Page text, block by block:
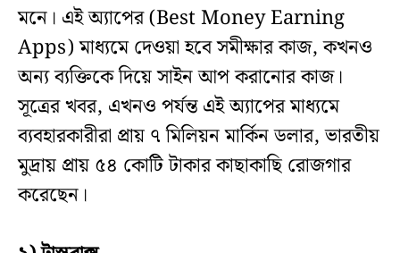
মনে। এই অ্যাপের (Best Money Earning
Apps) মাধ্যমে দেওয়া হবে সমীক্ষার কাজ, কখনও
অন্য ব্যক্তিকে দিয়ে সাইন আপ করানোর কাজ।
সূত্রের খবর, এখনও পর্যন্ত এই অ্যাপের মাধ্যমে
ব্যবহারকারীরা প্রায় ৭ মিলিয়ন মার্কিন ডলার, ভারতীয়
মুদ্রায় প্রায় ৫৪ কোটি টাকার কাছাকাছি রোজগার
করেছেন।